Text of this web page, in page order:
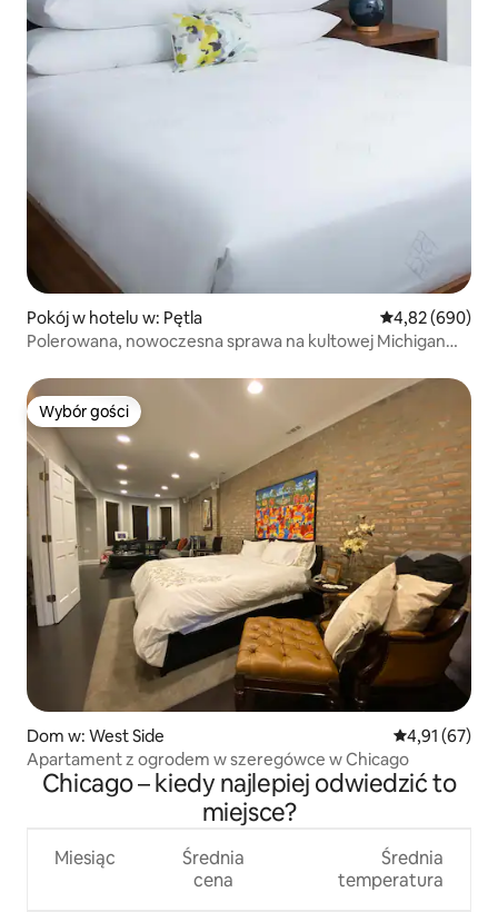
Pokój w hotelu w: Pętla Średnia
4,82 (690)
Polerowana, nowoczesna sprawa na kultowej Michigan
Wybór gości
Wybór gości
Dom w: West Side Średnia
4,91 (67)
Apartament z ogrodem w szeregówce w Chicago
Chicago – kiedy najlepiej odwiedzić to
miejsce?
Miesiąc
Średnia
cena
Średnia
temperatura